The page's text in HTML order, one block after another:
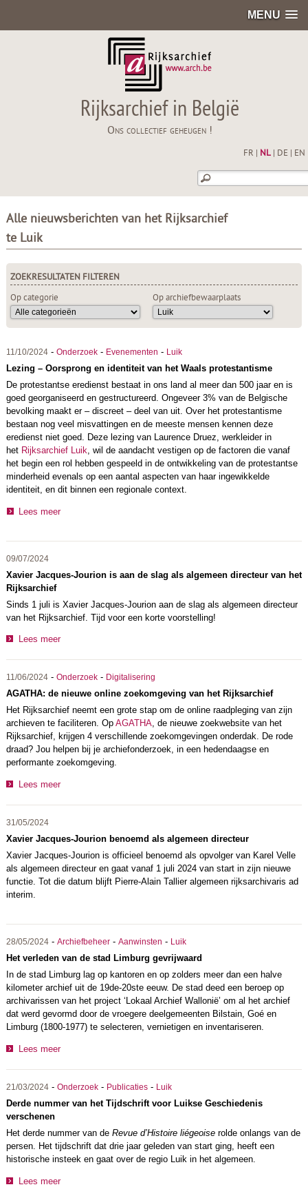
MENU
Rijksarchief in België
Ons collectief geheugen !
FR NL| DE EN
Alle nieuwsberichten van het Rijksarchief
te Luik
ZOEKRESULTATEN FILTEREN
Op categorie
Op archiefbewaarplaats
11/10/2024- Onderzoek- Evenementen - Luik
Lezing – Oorsprong en identiteit van het Waals protestantisme
De protestantse eredienst bestaat in ons land al meer dan 500 jaar en is
goed georganiseerd en gestructureerd. Ongeveer 3% van de Belgische
bevolking maakt er – discreet – deel van uit. Over het protestantisme
bestaan nog veel misvattingen en de meeste mensen kennen deze
eredienst niet goed. Deze lezing van Laurence Druez, werkleider in
het Rijksarchief Luik, wil de aandacht vestigen op de factoren die vanaf
het begin een rol hebben gespeeld in de ontwikkeling van de protestantse
minderheid evenals op een aantal aspecten van haar ingewikkelde
identiteit, en dit binnen een regionale context.
Lees meer
09/07/2024
Xavier Jacques-Jourion is aan de slag als algemeen directeur van het
Rijksarchief
Sinds 1 juli is Xavier Jacques-Jourion aan de slag als algemeen directeur
van het Rijksarchief. Tijd voor een korte voorstelling!
Lees meer
11/06/2024- Onderzoek- Digitalisering
AGATHA: de nieuwe online zoekomgeving van het Rijksarchief
Het Rijksarchief neemt een grote stap om de online raadpleging van zijn
archieven te faciliteren. Op AGATHA, de nieuwe zoekwebsite van het
Rijksarchief, krijgen 4 verschillende zoekomgevingen onderdak. De rode
draad? Jou helpen bij je archiefonderzoek, in een hedendaagse en
performante zoekomgeving.
Lees meer
31/05/2024
Xavier Jacques-Jourion benoemd als algemeen directeur
Xavier Jacques-Jourion is officieel benoemd als opvolger van Karel Velle
als algemeen directeur en gaat vanaf 1 juli 2024 van start in zijn nieuwe
functie. Tot die datum blijft Pierre-Alain Tallier algemeen rijksarchivaris ad
interim.
28/05/2024- Archiefbeheer- Aanwinsten - Luik
Het verleden van de stad Limburg gevrijwaard
In de stad Limburg lag op kantoren en op zolders meer dan een halve
kilometer archief uit de 19de-20ste eeuw. De stad deed een beroep op
archivarissen van het project ‘Lokaal Archief Wallonië’ om al het archief
dat werd gevormd door de vroegere deelgemeenten Bilstain, Goé en
Limburg (1800-1977) te selecteren, vernietigen en inventariseren.
Lees meer
21/03/2024- Onderzoek- Publicaties- Luik
Derde nummer van het Tijdschrift voor Luikse Geschiedenis
verschenen
Het derde nummer van de Revue d’Histoire liégeoiserolde onlangs van de
persen. Het tijdschrift dat drie jaar geleden van start ging, heeft een
historische insteek en gaat over de regio Luik in het algemeen.
Lees meer